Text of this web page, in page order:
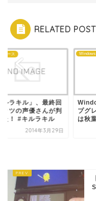
RELATED POST
ュース
ルラキル」、最終回
ッツの声優さんが判
た！ #キルラキル
2014年3月29日
Windows
プグ
は秋